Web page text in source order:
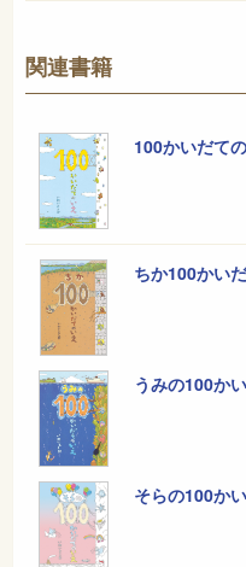
関連書籍
100かいだて
ちか100かい
うみの100か
そらの100か